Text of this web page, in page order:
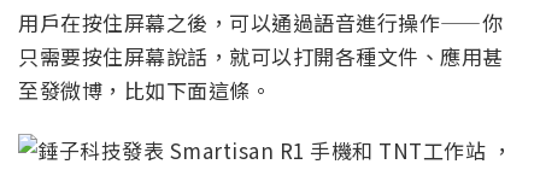
用戶在按住屏幕之後，可以通過語音進行操作——你
只需要按住屏幕說話，就可以打開各種文件、應用甚
至發微博，比如下面這條。